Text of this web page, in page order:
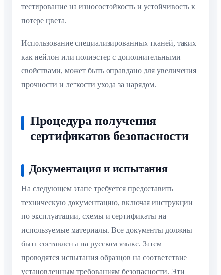
тестирование на износостойкость и устойчивость к
потере цвета.
Использование специализированных тканей, таких
как нейлон или полиэстер с дополнительными
свойствами, может быть оправдано для увеличения
прочности и легкости ухода за нарядом.
Процедура получения
сертификатов безопасности
Документация и испытания
На следующем этапе требуется предоставить
техническую документацию, включая инструкции
по эксплуатации, схемы и сертификаты на
используемые материалы. Все документы должны
быть составлены на русском языке. Затем
проводятся испытания образцов на соответствие
установленным требованиям безопасности. Эти